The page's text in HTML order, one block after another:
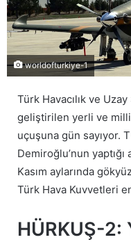
worldofturkiye-1
Türk Havacılık ve
geliştirilen yerli ve milli
uçuşuna gün sayıyor.
Demiroğlu’nun
Kasım aylarında
Türk Hava Kuvvetleri
HÜRKUŞ-2: